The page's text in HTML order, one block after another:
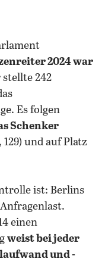
2024 war
stellte 242
Es folgen
Schenker
129) und auf Platz
ist: Berlins
einen
weist bei jeder
und -